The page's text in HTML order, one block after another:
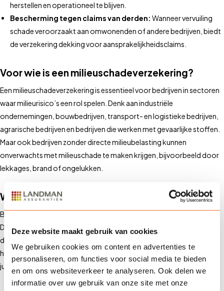
Deze website maakt gebruik van cookies
We gebruiken cookies om content en advertenties te
personaliseren, om functies voor social media te bieden
en om ons websiteverkeer te analyseren. Ook delen we
informatie over uw gebruik van onze site met onze
herstellen en operationeel te blijven.
Bescherming tegen claims van derden: Wanneer vervuiling
schade veroorzaakt aan omwonenden of andere bedrijven, biedt
de verzekering dekking voor aansprakelijkheidsclaims.
Voor wie is een milieuschadeverzekering?
Een milieuschadeverzekering is essentieel voor bedrijven in sectoren
waar milieurisico’s een rol spelen. Denk aan industriële
ondernemingen, bouwbedrijven, transport- en logistieke bedrijven,
agrarische bedrijven en bedrijven die werken met gevaarlijke stoffen.
Maar ook bedrijven zonder directe milieubelasting kunnen
onverwachts met milieuschade te maken krijgen, bijvoorbeeld door
lekkages, brand of ongelukken.
Waarom via Landman?
Bij Landman Assurantiën begrijpen we dat elke onderneming uniek is.
Daarom bieden we op maat gemaakte milieuschadeverzekeringen
die aansluiten bij de specifieke risico’s van jouw bedrijf. Onze experts
helpen je bij het identificeren van milieugevaren en het kiezen van de
juiste dekking.